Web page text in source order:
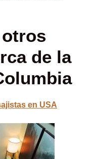
de la
en USA